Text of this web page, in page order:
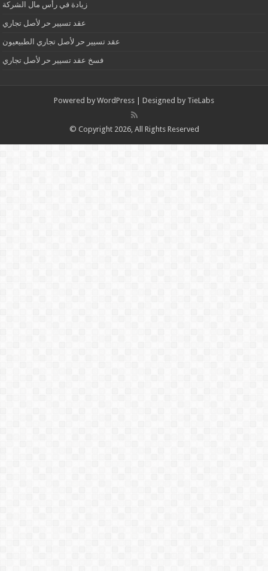
زيادة في رأس مال الشركة
عقد تسيير حر لأصل تجاري
عقد تسيير حر لأصل تجاري الطبيعيون
فسخ عقد تسيير حر لأصل تجاري
Powered by WordPress | Designed by TieLabs
© Copyright 2026, All Rights Reserved